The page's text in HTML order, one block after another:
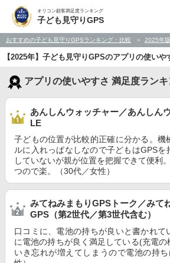
オリコン顧客満足度ランキング
子ども見守りGPS
おすすめの子ども見守りGPSランキング・比較 2025年版
【2025年】子ども見守りGPSのアプリの使い
アプリの使いやすさ 満足度ラン
あんしんウォッチャー／あんしん
LE
子どもの位置が比較的正確に分かる。機
ルに入れっぱなしなので子どもはGPS
していないが親が位置を把握できて便利
つので楽。（30代／女性）
みてねみまもりGPSトーク／みて
GPS（第2世代／第3世代含む）
口コミに、電池の持ちが良いと書かれて
に電池の持ちが良く満足している(充電
いき忘れが増えてしまうので電池の持